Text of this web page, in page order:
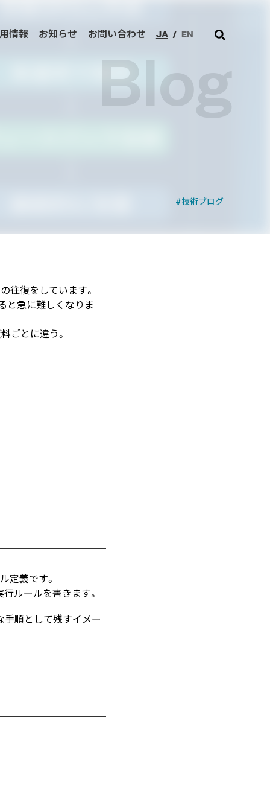
「本当に理解しやすいコード」を書くため
情報 お知らせ お問い合わせ JA / EN
Blog
技術ブログ
往復をしています。
と急に難しくなりま
ごとに違う。
定義です。
ルールを書きます。
手順として残すイメー